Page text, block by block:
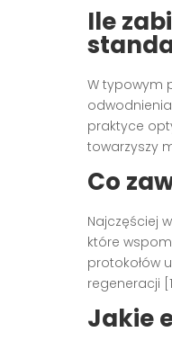
Ile
W typowym
praktyce
towarzyszy
Co
Najczęściej
które
protokołów
regeneracji
Jakie